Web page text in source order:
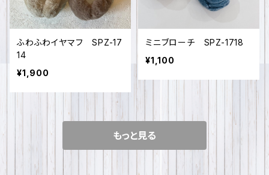
ふわふわイヤマフ SPZ-17
14
¥1,900
ミニブローチ SPZ-1718
¥1,100
もっと見る